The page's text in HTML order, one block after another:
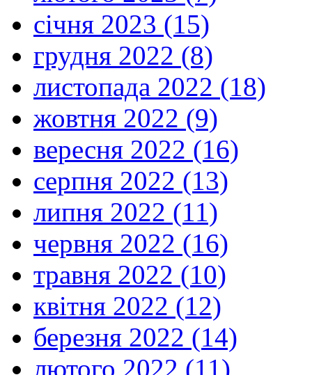
січня 2023 (15)
грудня 2022 (8)
листопада 2022 (18)
жовтня 2022 (9)
вересня 2022 (16)
серпня 2022 (13)
липня 2022 (11)
червня 2022 (16)
травня 2022 (10)
квітня 2022 (12)
березня 2022 (14)
лютого 2022 (11)